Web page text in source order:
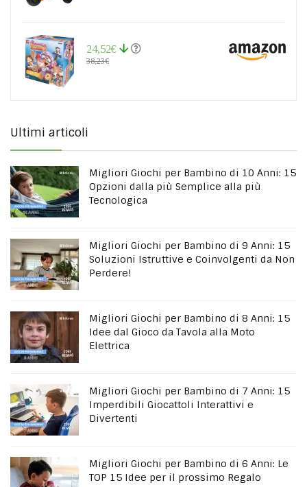
24,52€
38,23€
Ultimi articoli
Migliori Giochi per Bambino di 10 Anni: 15
Opzioni dalla più Semplice alla più
Tecnologica
Migliori Giochi per Bambino di 9 Anni: 15
Soluzioni Istruttive e Coinvolgenti da Non
Perdere!
Migliori Giochi per Bambino di 8 Anni: 15
Idee dal Gioco da Tavola alla Moto
Elettrica
Migliori Giochi per Bambino di 7 Anni: 15
Imperdibili Giocattoli Interattivi e
Divertenti
Migliori Giochi per Bambino di 6 Anni: Le
TOP 15 Idee per il prossimo Regalo